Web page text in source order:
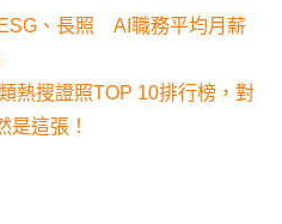
、長照 AI職務平均月薪
熱搜證照TOP 10排行榜，對
是這張！